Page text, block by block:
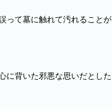
って墓に触れて汚れることが
に背いた邪悪な思いだとした